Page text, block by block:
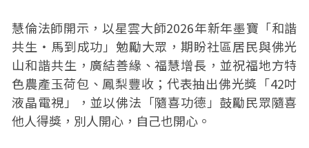
慧倫法師開示，以星雲大師2026年新年墨寶「和諧
共生‧馬到成功」勉勵大眾，期盼社區居民與佛光
山和諧共生，廣結善緣、福慧增長，並祝福地方特
色農產玉荷包、鳳梨豐收；代表抽出佛光獎「42吋
液晶電視」，並以佛法「隨喜功德」鼓勵民眾隨喜
他人得獎，別人開心，自己也開心。